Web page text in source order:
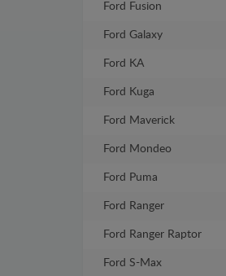
Ford Fusion
Ford Galaxy
Ford KA
Ford Kuga
Ford Maverick
Ford Mondeo
Ford Puma
Ford Ranger
Ford Ranger Raptor
Ford S-Max